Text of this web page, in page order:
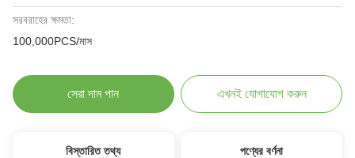
সরবরাহের ক্ষমতা:
100,000PCS/মাস
সেরা দাম পান এখনই যোগাযোগ করুন
বিস্তারিত তথ্য পণ্যের বর্ণনা